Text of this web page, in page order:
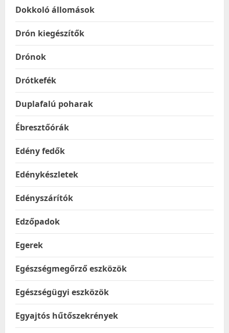
Dokkoló állomások
Drón kiegészítők
Drónok
Drótkefék
Duplafalú poharak
Ébresztőórák
Edény fedők
Edénykészletek
Edényszárítók
Edzőpadok
Egerek
Egészségmegőrző eszközök
Egészségügyi eszközök
Egyajtós hűtőszekrények